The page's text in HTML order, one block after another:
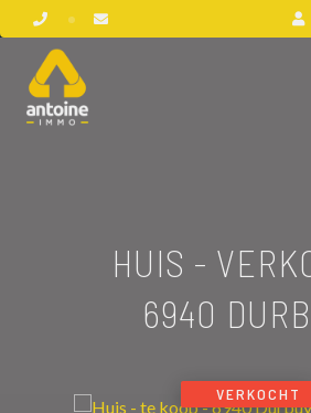
HUIS -
6940
VERKOCHT